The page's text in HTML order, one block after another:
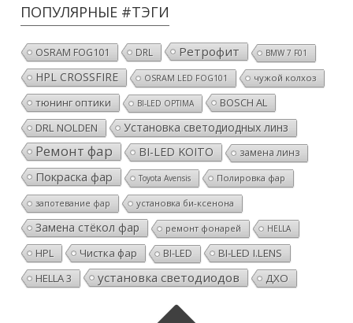
ПОПУЛЯРНЫЕ #ТЭГИ
OSRAM FOG101 DRL Ретрофит BMW 7 F01
HPL CROSSFIRE OSRAM LED FOG101 чужой колхоз
тюнинг оптики BI-LED OPTIMA
BOSCH AL
DRL NOLDEN
Установка светодиодных линз
Ремонт фар BI-LED KOITO замена линз
Покраска фар Toyota Avensis Полировка фар
запотевание фар установка би-ксенона
Замена стёкол фар ремонт фонарей HELLA
HPL Чистка фар BI-LED
BI-LED I.LENS
HELLA 3
установка светодиодов ДХО